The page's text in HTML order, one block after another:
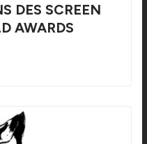
DES SCREEN
AWARDS